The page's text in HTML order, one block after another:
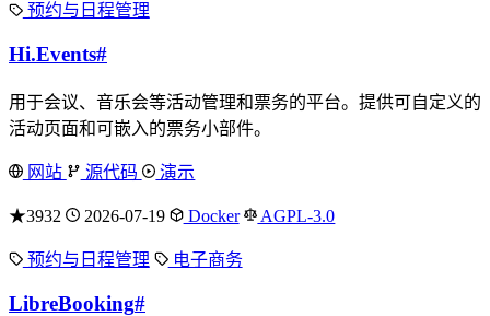
预约与日程管理
Hi.Events#
用于会议、音乐会等活动管理和票务的平台。提供可自定义的
活动页面和可嵌入的票务小部件。
网站 源代码 演示
★3932 2026-07-19 Docker AGPL-3.0
预约与日程管理 电子商务
LibreBooking#